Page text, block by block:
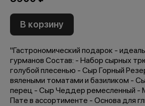
В корзину
"Гастрономический подарок -
гурманов Состав: - Набор сырных
голубой плесенью - Сыр Горный
вялеными томатами и базиликом -
перец - Сыр Чеддер ремесленный -
Пате в ассортименте - Основа для